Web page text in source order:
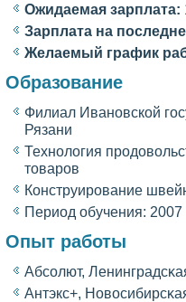
Ожидаемая зарплата:
Зарплата на
Желаемый график
Образование
Филиал Ивановскοй
Рязани
Технолοгия
товаров
Конструирование
Период обучения: 2007
Опыт работы
Абсοлют,
Антэкс+,